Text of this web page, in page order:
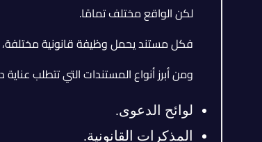
لكن الواقع مختلف تمامًا.
فكل مستند يحمل وظيفة قانونية مختلفة،
ومن أبرز أنواع المستندات التي تتطلب
لوائح الدعوى.
المذكرات القانونية.